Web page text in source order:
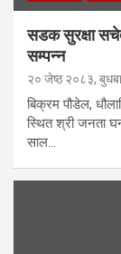
सडक सुरक्षा
सम्पन्न
२० जेष्ठ २०८३,
बिक्रम पौडेल,
स्थित श्री जनता
साल…